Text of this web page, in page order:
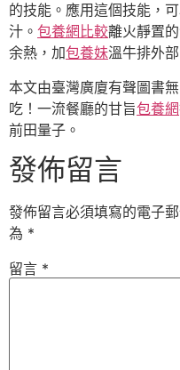
的技能。應用這個技能，
汁。 包養網比較離火靜置
余熱，加包養妹溫牛排外
本文由臺灣廣廈有聲圖書
吃！一流餐廳的甘旨包養網
前田量子。
發佈留言
發佈留言必須填寫的電子
為 *
留言 *